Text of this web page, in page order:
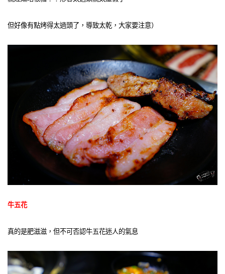
但好像有點烤得太過頭了，導致太乾，大家要注意）
牛五花
真的是肥滋滋，但不可否認牛五花迷人的氣息